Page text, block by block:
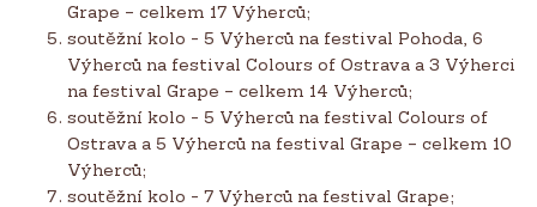
Grape – celkem 17 Výherců;
soutěžní kolo - 5 Výherců na festival Pohoda, 6
Výherců na festival Colours of Ostrava a 3 Výherci
na festival Grape – celkem 14 Výherců;
soutěžní kolo - 5 Výherců na festival Colours of
Ostrava a 5 Výherců na festival Grape – celkem 10
Výherců;
soutěžní kolo - 7 Výherců na festival Grape;